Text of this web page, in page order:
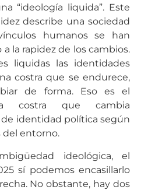
“ideología liquida”. Este
describe una sociedad
humanos se han
la rapidez de los cambios.
liquidas las identidades
costra que se endurece,
de forma. Eso es el
costra que cambia
identidad política según
del entorno.
ideológica, el
sí podemos encasillarlo
No obstante, hay dos